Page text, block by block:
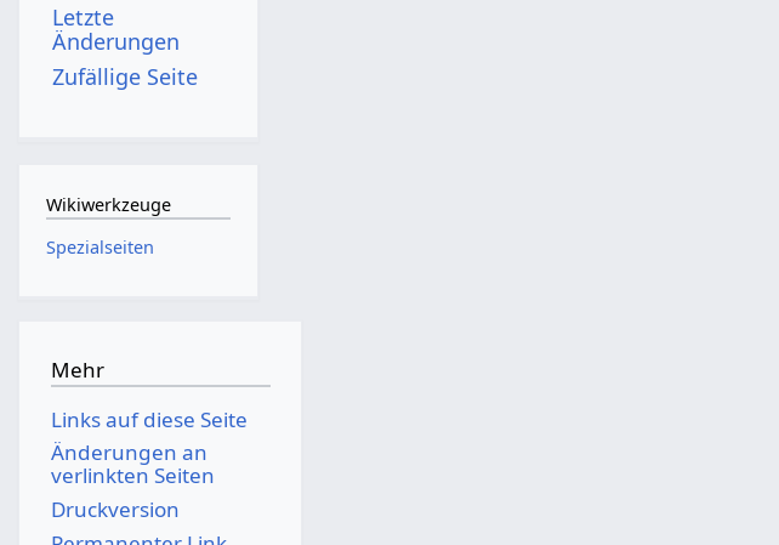
Letzte
Änderungen
Zufällige Seite
Wikiwerkzeuge
Spezialseiten
Mehr
Links auf diese Seite
Änderungen an
verlinkten Seiten
Druckversion